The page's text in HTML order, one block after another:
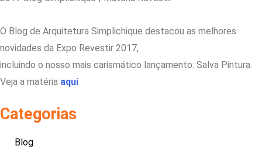
O Blog de Arquitetura Simplichique destacou as melhores
novidades da Expo Revestir 2017,
incluindo o nosso mais carismático lançamento: Salva Pintura.
Veja a matéria aqui
Categorias
Blog